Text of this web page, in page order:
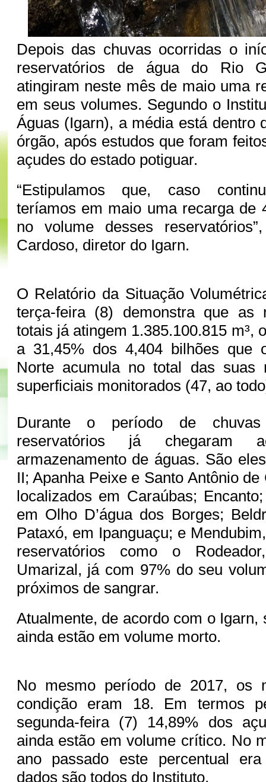
Depois das chuvas ocorridas o
reservatórios de água do Rio
atingiram neste mês de maio uma
em seus volumes. Segundo o
Águas (Igarn), a média está dentro
órgão, após estudos que foram
açudes do estado potiguar.
“Estipulamos que, caso
teríamos em maio uma recarga de
no volume desses
Cardoso, diretor do Igarn.
O Relatório da Situação
terça-feira (8) demonstra que as
totais já atingem 1.385.100.815 m³,
a 31,45% dos 4,404 bilhões que
Norte acumula no total das suas
superficiais monitorados (47, ao
Durante o período de
reservatórios já chegaram
armazenamento de águas. São
II; Apanha Peixe e Santo Antônio
localizados em Caraúbas;
em Olho D’água dos Borges;
Pataxó, em Ipanguaçu; e
reservatórios como o
Umarizal, já com 97% do seu
próximos de sangrar.
Atualmente, de acordo com o Igarn,
ainda estão em volume morto.
No mesmo período de 2017, os
condição eram 18. Em termos
segunda-feira (7) 14,89% dos
ainda estão em volume crítico. No
ano passado este percentual
dados são todos do Instituto.